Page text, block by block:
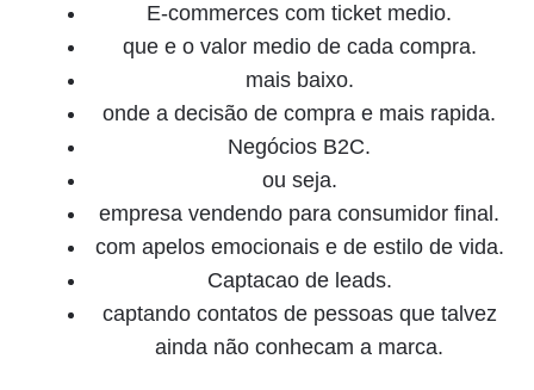
E-commerces com ticket medio.
que e o valor medio de cada compra.
mais baixo.
onde a decisão de compra e mais rapida.
Negócios B2C.
ou seja.
empresa vendendo para consumidor final.
com apelos emocionais e de estilo de vida.
Captacao de leads.
captando contatos de pessoas que talvez
ainda não conhecam a marca.